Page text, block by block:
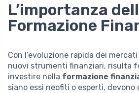
L’importanza
Formazione
Con l’evoluzione rapida dei mercati
nuovi strumenti finanziari, risulta
investire nella formazione
siano essi neofiti o esperti, devono